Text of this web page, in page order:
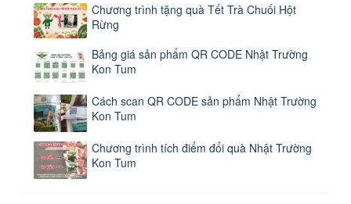
Chương trình tặng quà Tết Trà Chuối Hột
Rừng
Bảng giá sản phẩm QR CODE Nhật Trường
Kon Tum
Cách scan QR CODE sản phẩm Nhật Trường
Kon Tum
Chương trình tích điểm đổi quà Nhật Trường
Kon Tum